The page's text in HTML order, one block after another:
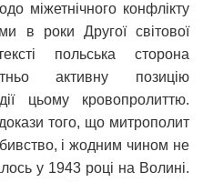
міжетнічного конфлікту
в роки Другої світової
польська сторона
активну позицію
цьому кровопролиттю.
того, що митрополит
і жодним чином не
у 1943 році на Волині.